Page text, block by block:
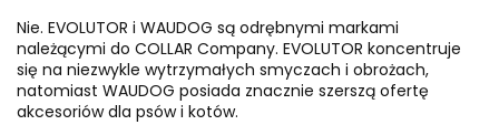
Nie. EVOLUTOR i WAUDOG są odrębnymi markami
należącymi do COLLAR Company. EVOLUTOR koncentruje
się na niezwykle wytrzymałych smyczach i obrożach,
natomiast WAUDOG posiada znacznie szerszą ofertę
akcesoriów dla psów i kotów.